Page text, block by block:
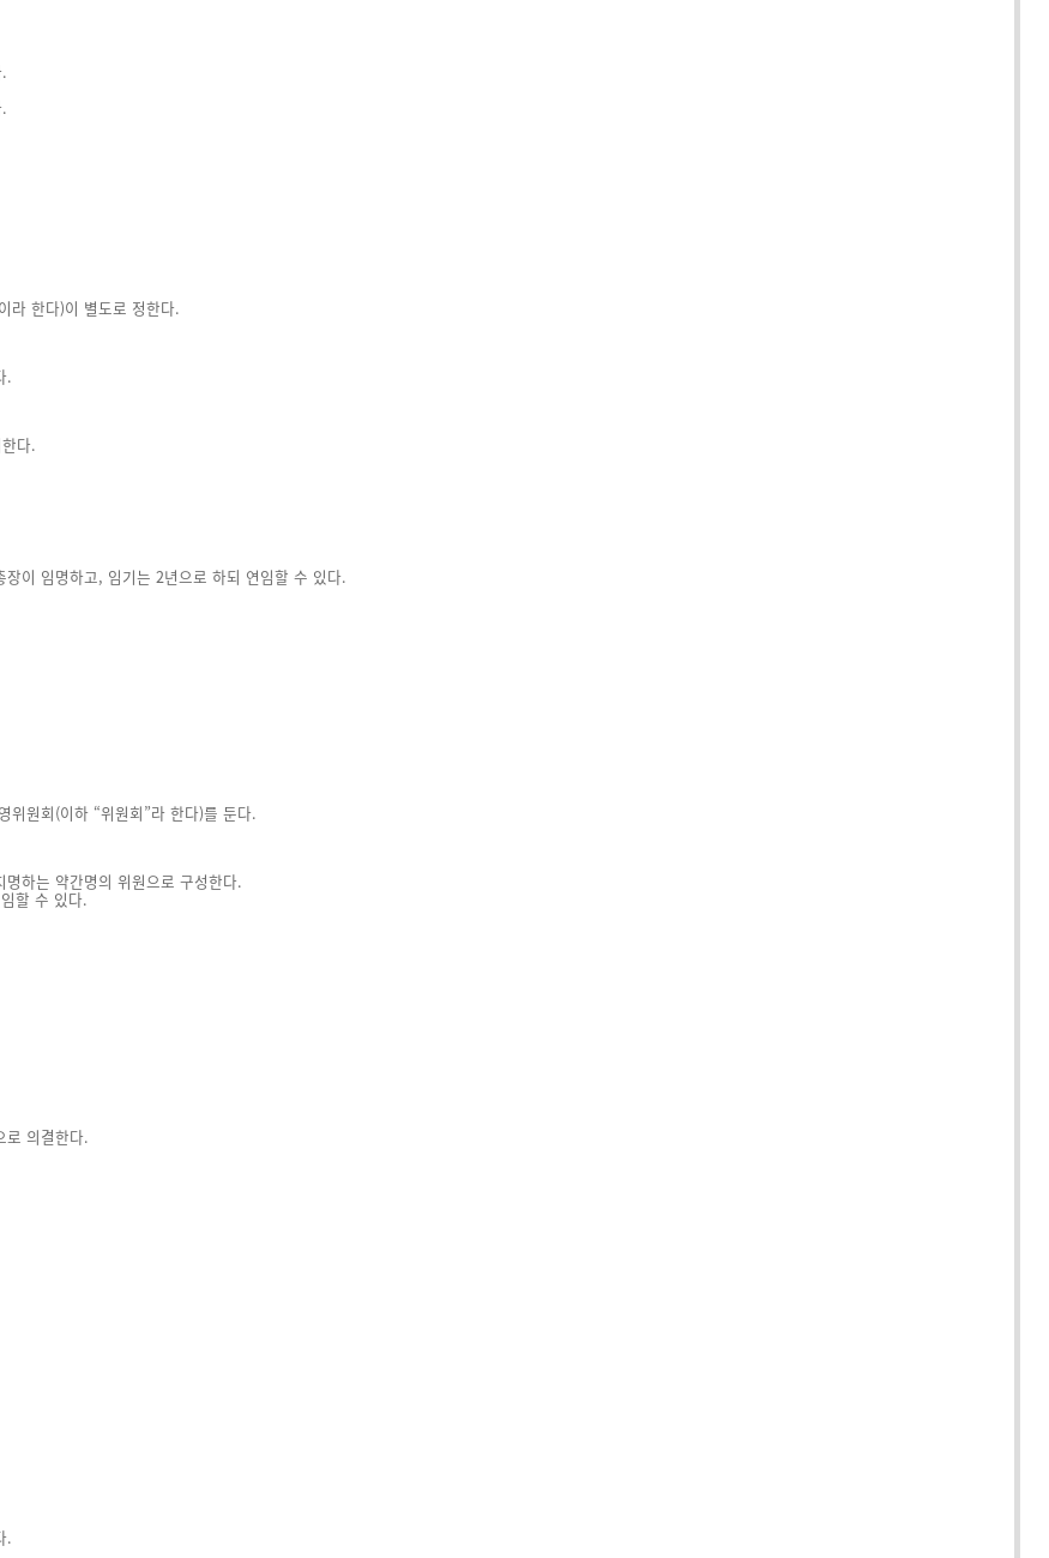
라 한다)이 별도로 정한다.
.
다.
이 임명하고, 임기는 2년으로 하되 연임할 수 있다.
위원회(이하 “위원회”라 한다)를 둔다.
하는 약간명의 위원으로 구성한다.
할 수 있다.
로 의결한다.
.